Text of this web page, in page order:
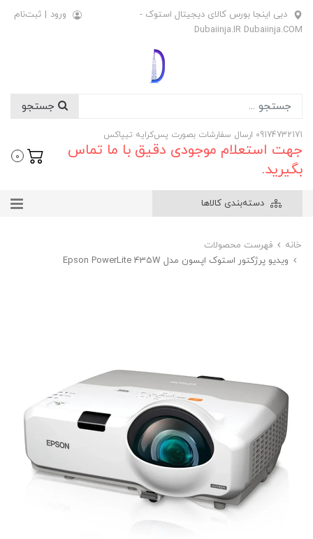
دبی اینجا بورس کالای دیجیتال استوک -
Dubaiinja.IR Dubaiinja.COM
ورود | ثبت‌نام
09174732171 ارسال سفارشات بصورت پس‌کرایه تیپاکس
جهت استعلام موجودی دقیق با ما تماس
بگیرید.
0
دسته‌بندی کالاها
خانه
فهرست محصولات
ویدیو پرژکتور استوک اپسون مدل Epson PowerLite 435W